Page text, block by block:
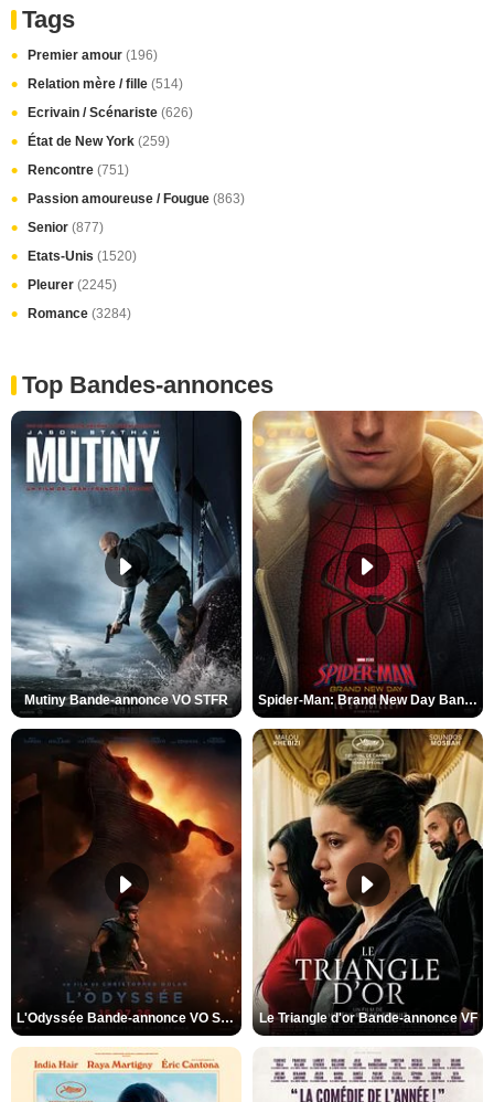
Tags
Premier amour (196)
Relation mère / fille (514)
Ecrivain / Scénariste (626)
État de New York (259)
Rencontre (751)
Passion amoureuse / Fougue (863)
Senior (877)
Etats-Unis (1520)
Pleurer (2245)
Romance (3284)
Top Bandes-annonces
Mutiny Bande-annonce VO STFR Spider-Man: Brand New Day Bande-annonce VO STFR
L'Odyssée Bande-annonce VO STFR Le Triangle d'or Bande-annonce VF